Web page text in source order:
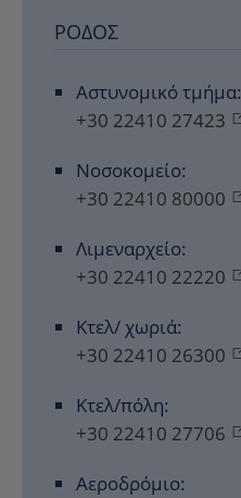
ΡΌΔΟΣ
Αστυνομικό τμήμα:
+30 22410 27423
Νοσοκομείο:
+30 22410 80000
Λιμεναρχείο:
+30 22410 22220
Κτελ/ χωριά:
+30 22410 26300
Κτελ/πόλη:
+30 22410 27706
Αεροδρόμιο: